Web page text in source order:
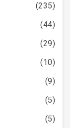
(235)
(44)
(29)
(10)
(9)
(5)
(5)